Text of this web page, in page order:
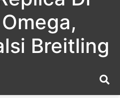
Breitling